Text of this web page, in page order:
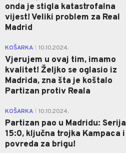
onda je stigla katastrofalna
vijest! Veliki problem za Real
Madrid
KOŠARKA 10.10.2024.
Vjerujem u ovaj tim, imamo
kvalitet! Željko se oglasio iz
Madrida, zna šta je koštalo
Partizan protiv Reala
KOŠARKA 10.10.2024.
Partizan pao u Madridu: Serija
15:0, ključna trojka Kampaca i
povreda za brigu!